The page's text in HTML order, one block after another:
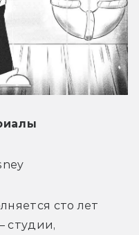
сто лет
студии,